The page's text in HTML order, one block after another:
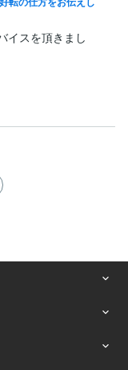
イスを頂きまし